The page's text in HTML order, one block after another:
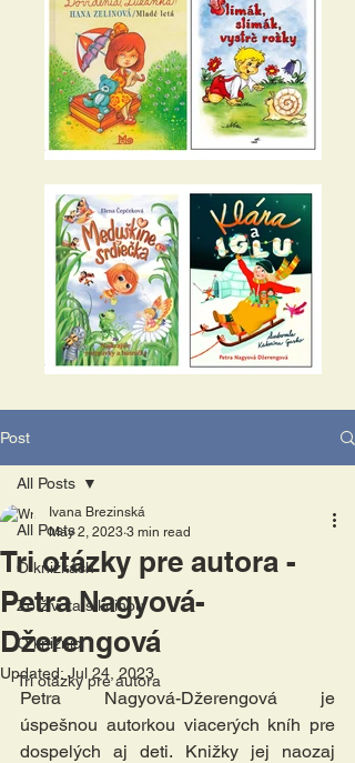
Post
All Posts
O knižkách
Zo života s knihou
O knižnici
Tri otázky pre autora
All Posts
Tri otázky pre autora -
Petra Nagyová-
Džerengová
Ivana Brezinská
May 2, 2023 3 min read
Updated: Jul 24, 2023
Petra Nagyová-Džerengová je
úspešnou autorkou viacerých kníh pre
dospelých aj deti. Knižky jej naozaj